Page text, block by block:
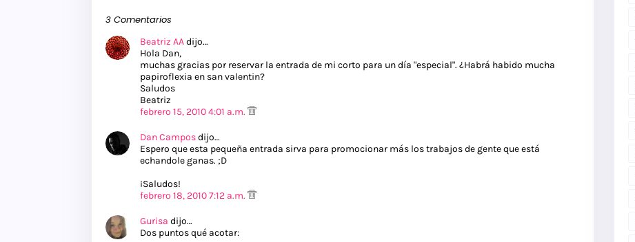
3 Comentarios
Beatriz AAdijo…
Hola Dan,
muchas gracias por reservar la entrada de mi corto para un día "especial". ¿Habrá habido mucha
papiroflexia en san valentin?
Saludos
Beatriz
febrero 15, 2010 4:01 a.m.
Dan Camposdijo…
Espero que esta pequeña entrada sirva para promocionar más los trabajos de gente que está
echandole ganas. ;D
¡Saludos!
febrero 18, 2010 7:12 a.m.
Gurisa dijo…
Dos puntos qué acotar: